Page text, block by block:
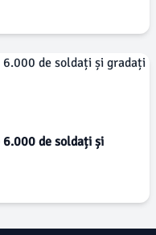
de soldați și